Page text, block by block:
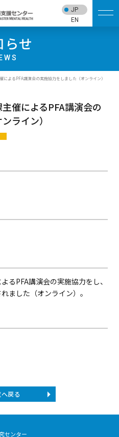
JP
EN
らせ
によるPFA講演会の実施協力をしました（オンライン）
催によるPFA講演会の
ライン）
るPFA講演会の実施協力をし、
ました（オンライン）。
戻る
センター